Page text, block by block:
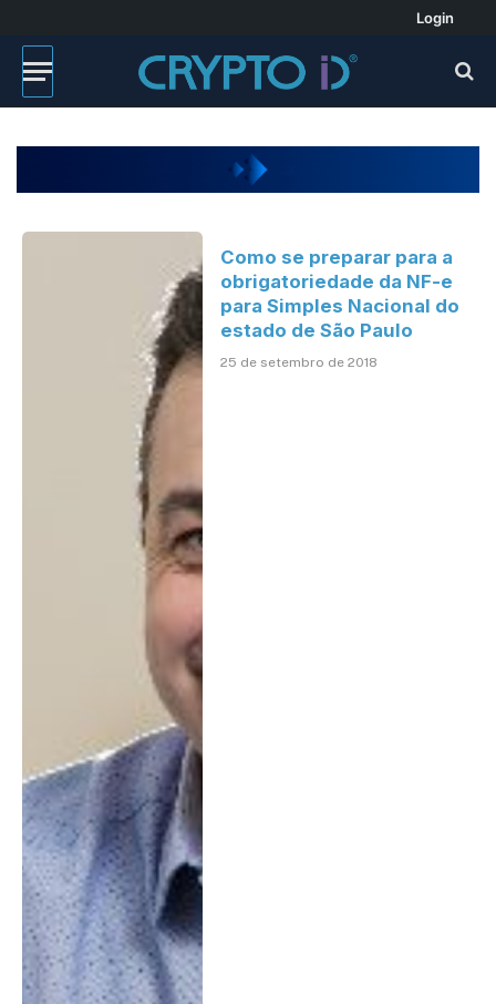
Login
Como se preparar para a
obrigatoriedade da NF-e
para Simples Nacional do
estado de São Paulo
25 de setembro de 2018